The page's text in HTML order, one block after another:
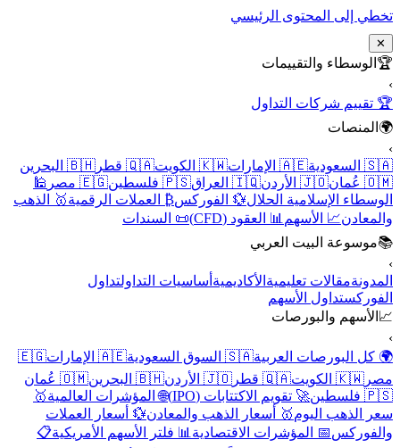
تخطي إلى المحتوى الرئيسي
✕
🏆 الوسطاء والتقييمات
›
🏆 تقييم شركات التداول
🌍 المنصات
›
🇸🇦 السعودية
🇦🇪 الإمارات 🇰🇼 الكويت 🇶🇦 قطر
🇧🇭 البحرين
🇴🇲 عُمان
🇯🇴 الأردن 🇮🇶 العراق 🇵🇸 فلسطين 🇪🇬 مصر
🕌
الوسطاء الإسلامية الحلال💱 الفوركس₿ العملات الرقمية🥇 الذهب
والمعادن📈 الأسهم 📊 العقود (CFD)
📜 السندات
📚موسوعة البيت العربي
›
المدونةمقالات تعليمية الأكاديمية أساسيات التداولتداول
الفوركستداول الأسهم
📈 الأسهم والبورصات
›
🌍 كل البورصات العربية🇸🇦 السوق السعودية 🇦🇪 الإمارات
🇪🇬
مصر 🇰🇼 الكويت 🇶🇦 قطر 🇯🇴 الأردن 🇧🇭 البحرين
🇴🇲 عُمان
🇵🇸 فلسطين
🚀 تقويم الاكتتابات (IPO) 🌐 المؤشرات العالمية🥇
سعر الذهب اليوم🥇 أسعار الذهب والمعادن💱 أسعار العملات
والفوركس📅 المؤشرات الاقتصادية 📊 فلتر الأسهم الأمريكية📋